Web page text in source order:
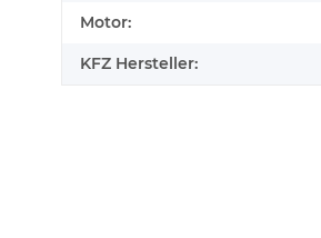
Motor:
KFZ Hersteller: